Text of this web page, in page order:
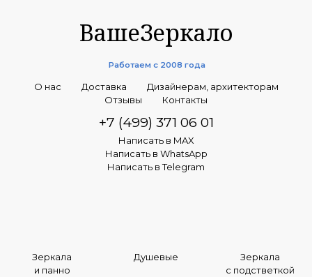
ВашеЗеркало
Работаем с 2008 года
О нас Доставка
Дизайнерам, архитекторам
Отзывы
Контакты
+7 (499) 371 06 01
Написать в MAX
Написать в WhatsApp
Написать в Telegram
Зеркала
и панно
Душевые
Зеркала
с подстветкой